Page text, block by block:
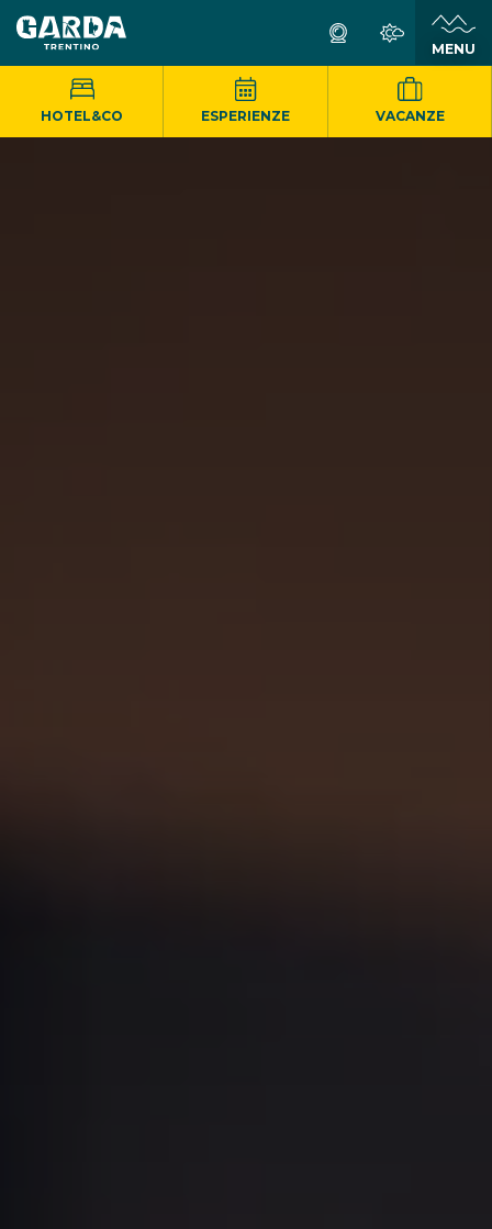
MENU
HOTEL&CO ESPERIENZE VACANZE